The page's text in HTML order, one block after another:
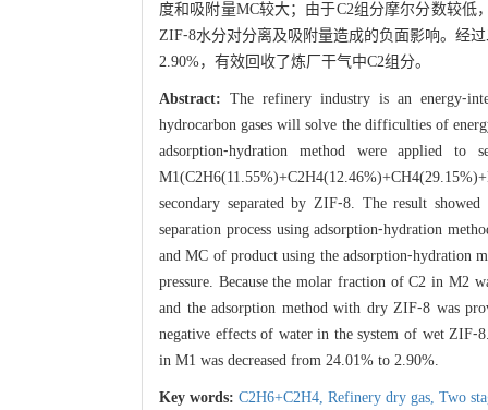
度和吸附量MC较大；由于C2组分摩尔分数较
ZIF⁃8水分对分离及吸附量造成的负面影响。经
2.90%，有效回收了炼厂干气中C2组分。
Abstract: The refinery industry is an
hydrocarbon gases will solve the difficulties of
adsorption⁃hydration method were applied
secondary separated by ZIF⁃8. The result
separation process using adsorption⁃hydration
and MC of product using the adsorption⁃hydration
pressure. Because the molar fraction of C2 in M2
and the adsorption method with dry ZIF⁃8 was
negative effects of water in the system of wet
in M1 was decreased from 24.01% to 2.90%.
Key words: C2H6+C2H4, Refinery dry gas, Two